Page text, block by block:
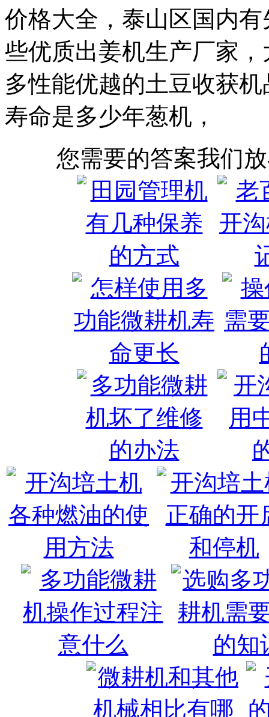
价格大全，泰山区国内
些优质出姜机生产厂家
多性能优越的土豆收获
寿命是多少年葱机，
您需要的答案我们